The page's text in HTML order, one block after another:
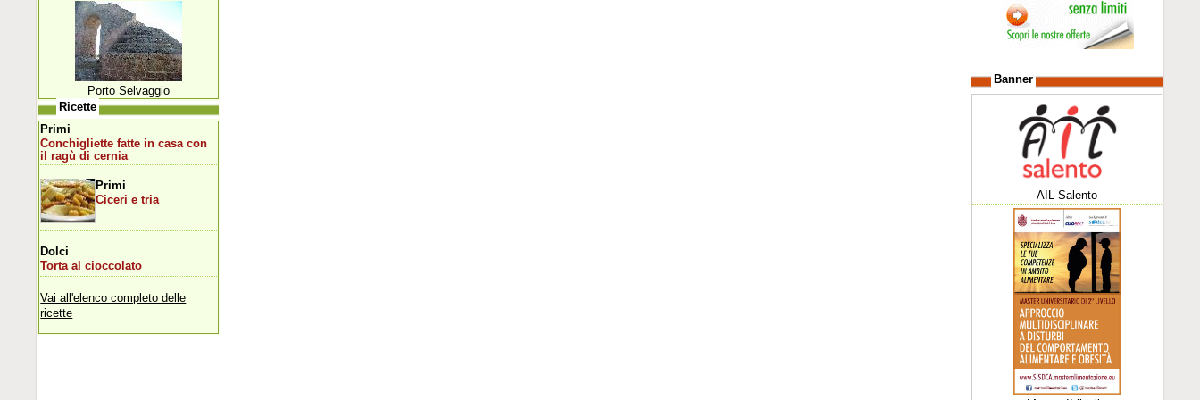
Porto Selvaggio
Ricette
Primi
Conchigliette fatte in casa con
il ragù di cernia
Primi
Ciceri e tria
Dolci
Torta al cioccolato
Vai all'elenco completo delle
ricette
Banner
AIL Salento